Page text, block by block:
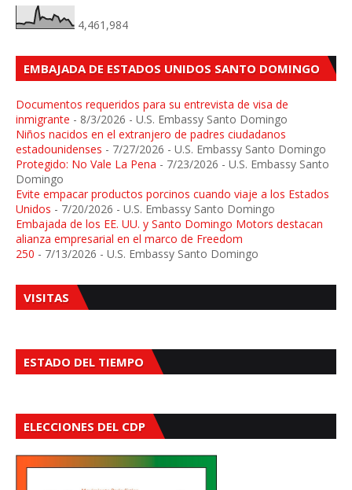
4,461,984
EMBAJADA DE ESTADOS UNIDOS SANTO DOMINGO
Documentos requeridos para su entrevista de visa de
inmigrante - 8/3/2026 - U.S. Embassy Santo Domingo
Niños nacidos en el extranjero de padres ciudadanos
estadounidenses - 7/27/2026 - U.S. Embassy Santo Domingo
Protegido: No Vale La Pena - 7/23/2026 - U.S. Embassy Santo
Domingo
Evite empacar productos porcinos cuando viaje a los Estados
Unidos - 7/20/2026 - U.S. Embassy Santo Domingo
Embajada de los EE. UU. y Santo Domingo Motors destacan
alianza empresarial en el marco de Freedom
250 - 7/13/2026 - U.S. Embassy Santo Domingo
VISITAS
ESTADO DEL TIEMPO
ELECCIONES DEL CDP